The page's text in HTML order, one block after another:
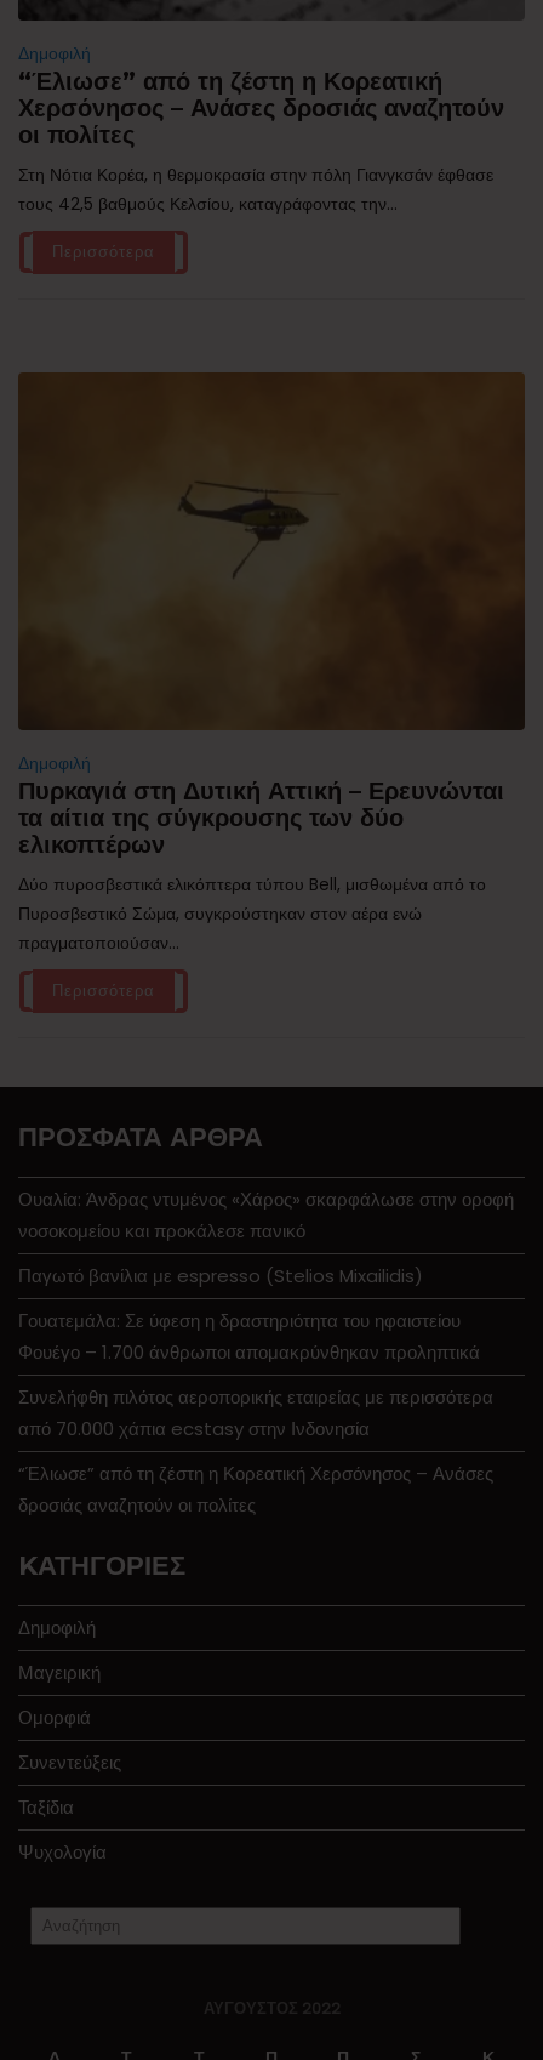
Δημοφιλή
“Έλιωσε” από τη ζέστη η Κορεατική
Χερσόνησος – Ανάσες δροσιάς αναζητούν
οι πολίτες
Στη Νότια Κορέα, η θερμοκρασία στην πόλη Γιανγκσάν έφθασε
τους 42,5 βαθμούς Κελσίου, καταγράφοντας την...
Περισσότερα
Δημοφιλή
Πυρκαγιά στη Δυτική Αττική – Ερευνώνται
τα αίτια της σύγκρουσης των δύο
ελικοπτέρων
Δύο πυροσβεστικά ελικόπτερα τύπου Bell, μισθωμένα από το
Πυροσβεστικό Σώμα, συγκρούστηκαν στον αέρα ενώ
πραγματοποιούσαν...
Περισσότερα
ΠΡΌΣΦΑΤΑ ΆΡΘΡΑ
Ουαλία: Άνδρας ντυμένος «Χάρος» σκαρφάλωσε στην οροφή
νοσοκομείου και προκάλεσε πανικό
Παγωτό βανίλια με espresso (Stelios Mixailidis)
Γουατεμάλα: Σε ύφεση η δραστηριότητα του ηφαιστείου
Φουέγο – 1.700 άνθρωποι απομακρύνθηκαν προληπτικά
Συνελήφθη πιλότος αεροπορικής εταιρείας με περισσότερα
από 70.000 χάπια ecstasy στην Ινδονησία
“Έλιωσε” από τη ζέστη η Κορεατική Χερσόνησος – Ανάσες
δροσιάς αναζητούν οι πολίτες
KΑΤΗΓΟΡΊΕΣ
Δημοφιλή
Μαγειρική
Ομορφιά
Συνεντεύξεις
Ταξίδια
Ψυχολογία
ΑΎΓΟΥΣΤΟΣ 2022